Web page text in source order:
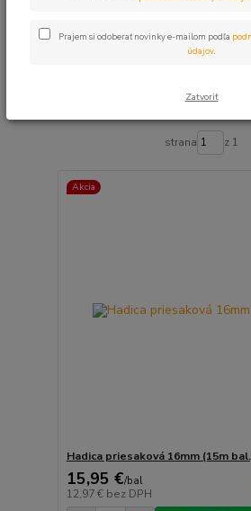
strana z 1
Akcia
Hadica priesaková 16mm (15m
15,95 €/bal
12,97 € bez DPH
Prajem si odoberať novinky e-mailom podľa
údajov
Zatvoriť